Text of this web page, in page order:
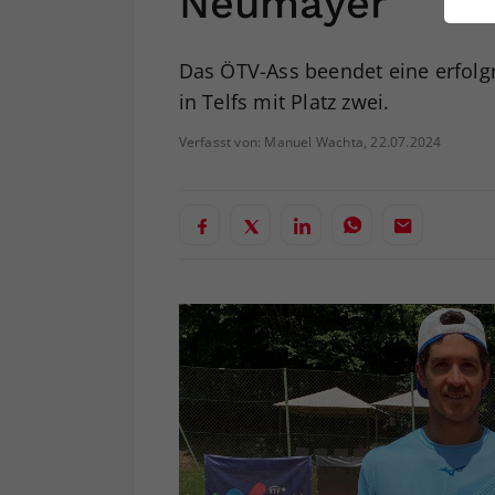
Das ÖTV-Ass beendet eine
in Telfs mit Platz zwei.
Verfasst von: Manuel Wachta, 22.07.2024